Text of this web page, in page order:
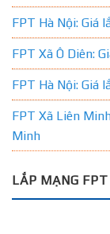
FPT Hà Nội: Giá
FPT Xã Ô Diên:
FPT Hà Nội: Giá
FPT Xã Liên
Minh
LẮP MẠNG FPT